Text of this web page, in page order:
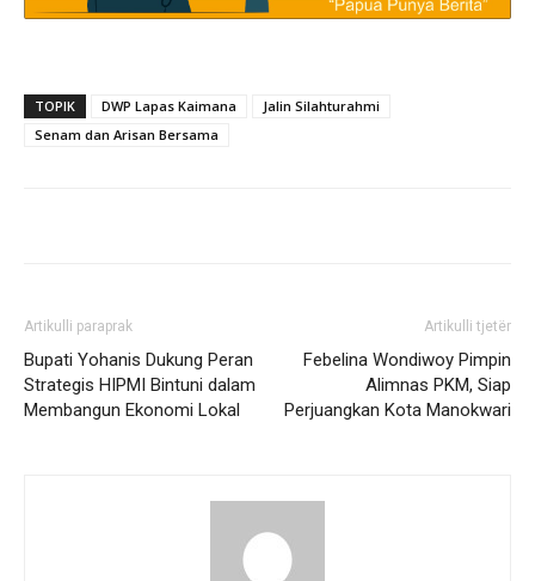
TOPIK DWP Lapas Kaimana
Jalin Silahturahmi
Senam dan Arisan Bersama
Artikulli paraprak
Bupati Yohanis Dukung Peran
Strategis HIPMI Bintuni dalam
Membangun Ekonomi Lokal
Artikulli tjetër
Febelina Wondiwoy Pimpin
Alimnas PKM, Siap
Perjuangkan Kota Manokwari